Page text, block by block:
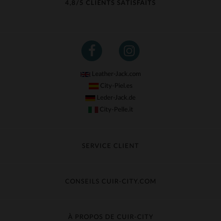
4,8/5 CLIENTS SATISFAITS
Leather-Jack.com
City-Piel.es
Leder-Jack.de
City-Pelle.it
SERVICE CLIENT
Échange & Remboursement
Contacter le service client
CONSEILS CUIR-CITY.COM
Guide des matières
À PROPOS DE CUIR-CITY